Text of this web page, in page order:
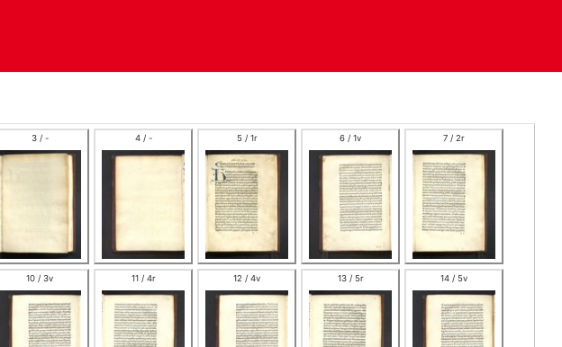
3 / - 4 / - 5 / 1r 6 / 1v 7 / 2r
10 / 3v 11 / 4r 12 / 4v 13 / 5r 14 / 5v